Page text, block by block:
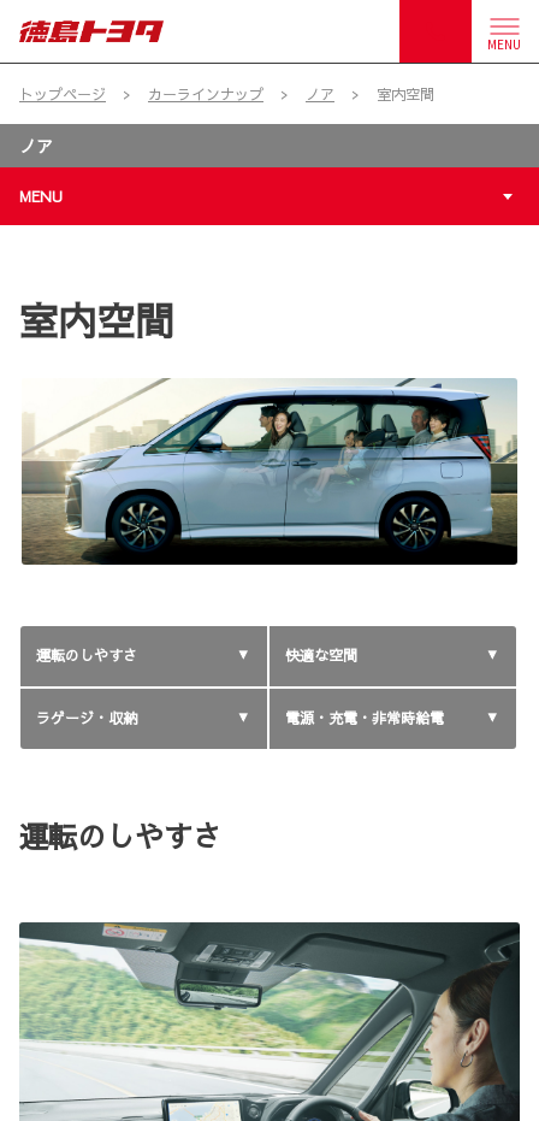
MENU
トップページ カーラインナップ ノア 室内空間
ノア
MENU
室内空間
運転のしやすさ 快適な空間
ラゲージ・収納 電源・充電・非常時給電
運転のしやすさ